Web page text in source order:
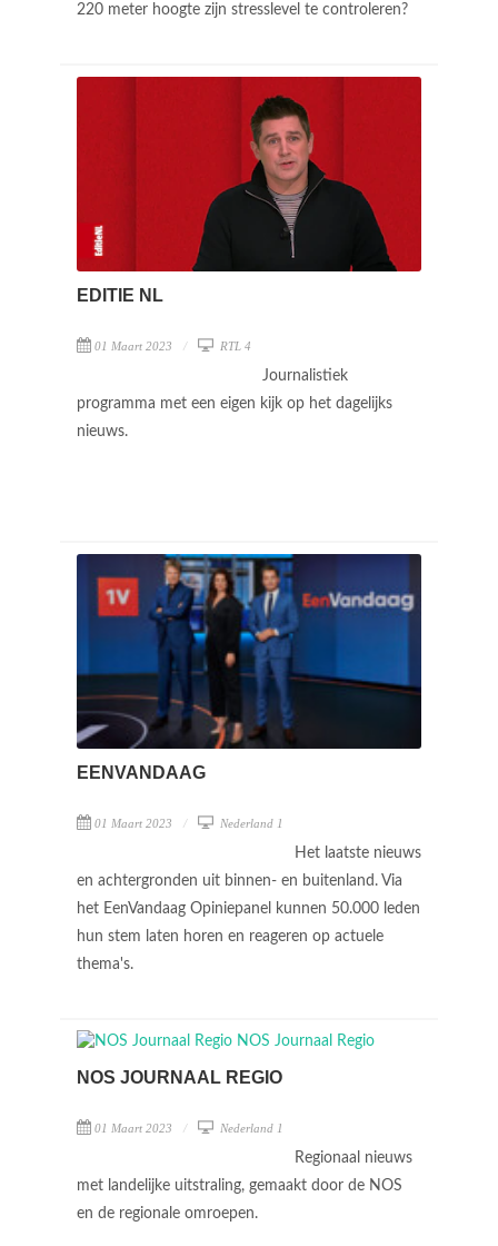
220 meter hoogte zijn stresslevel te controleren?
EDITIE NL
01 Maart 2023 RTL 4
Journalistiek
programma met een eigen kijk op het dagelijks
nieuws.
EENVANDAAG
01 Maart 2023 Nederland 1
Het laatste nieuws
en achtergronden uit binnen- en buitenland. Via
het EenVandaag Opiniepanel kunnen 50.000 leden
hun stem laten horen en reageren op actuele
thema's.
NOS JOURNAAL REGIO
01 Maart 2023 Nederland 1
Regionaal nieuws
met landelijke uitstraling, gemaakt door de NOS
en de regionale omroepen.